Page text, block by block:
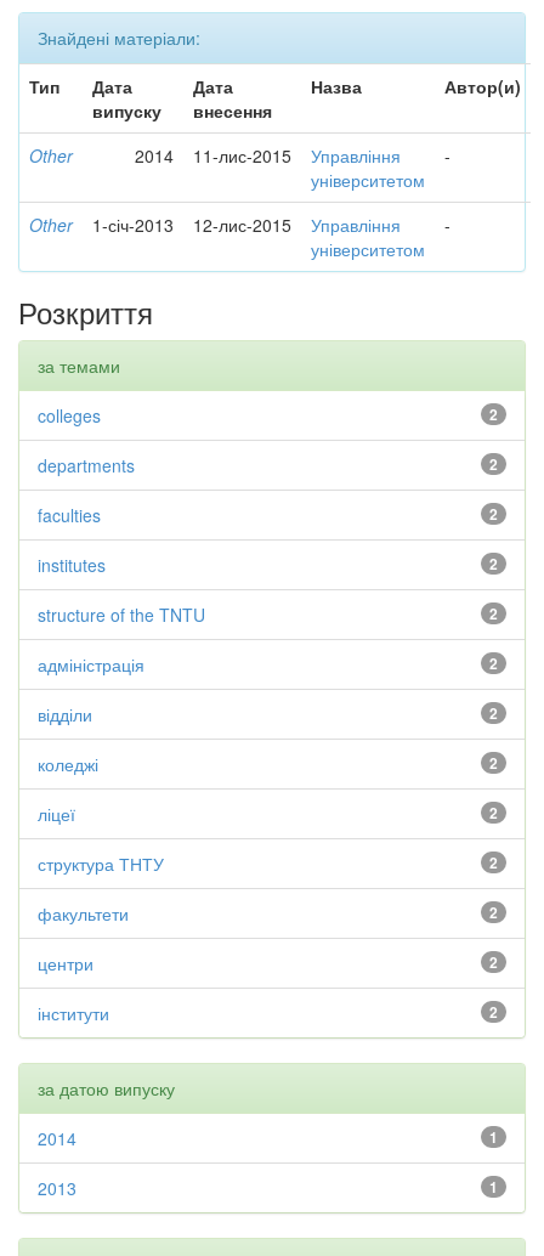
Знайдені матеріали:
Тип
Дата
випуску
Дата
внесення
Назва Автор(и)
Other 2014 11-лис-2015
Управління
університетом
-
Other 1-січ-2013 12-лис-2015
Управління
університетом
-
Розкриття
за темами
2
colleges
2
departments
2
faculties
2
institutes
2
structure of the TNTU
2
адміністрація
2
відділи
2
коледжі
2
ліцеї
2
структура ТНТУ
2
факультети
2
центри
2
інститути
за датою випуску
1
2014
1
2013